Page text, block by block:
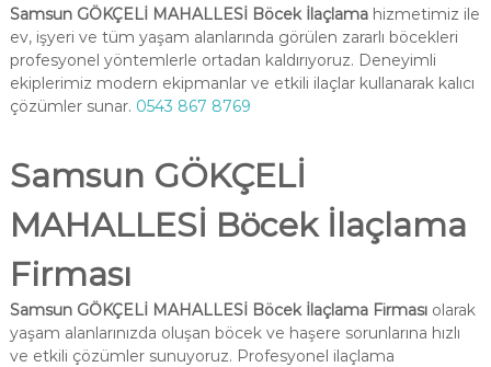
Samsun GÖKÇELİ MAHALLESİ Böcek İlaçlamahizmetimiz ile
ev, işyeri ve tüm yaşam alanlarında görülen zararlı böcekleri
profesyonel yöntemlerle ortadan kaldırıyoruz. Deneyimli
ekiplerimiz modern ekipmanlar ve etkili ilaçlar kullanarak kalıcı
çözümler sunar. 0543 867 8769
Samsun GÖKÇELİ
MAHALLESİ Böcek İlaçlama
Firması
Samsun GÖKÇELİ MAHALLESİ Böcek İlaçlama Firmasıolarak
yaşam alanlarınızda oluşan böcek ve haşere sorunlarına hızlı
ve etkili çözümler sunuyoruz. Profesyonel ilaçlama